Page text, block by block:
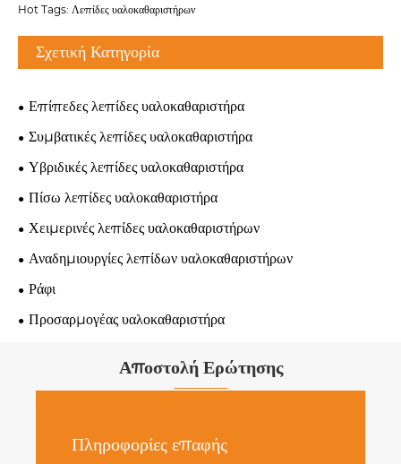
Hot Tags: Λεπίδες υαλοκαθαριστήρων
Σχετική Κατηγορία
Επίπεδες λεπίδες υαλοκαθαριστήρα
Συμβατικές λεπίδες υαλοκαθαριστήρα
Υβριδικές λεπίδες υαλοκαθαριστήρα
Πίσω λεπίδες υαλοκαθαριστήρα
Χειμερινές λεπίδες υαλοκαθαριστήρων
Αναδημιουργίες λεπίδων υαλοκαθαριστήρων
Ράφι
Προσαρμογέας υαλοκαθαριστήρα
Αποστολή Ερώτησης
Πληροφορίες επαφής